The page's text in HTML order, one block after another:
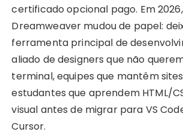
certificado opcional pago. Em
Dreamweaver mudou de papel:
ferramenta principal de
aliado de designers que não
terminal, equipes que mantêm
estudantes que aprendem HTML/
visual antes de migrar para VS
Cursor.